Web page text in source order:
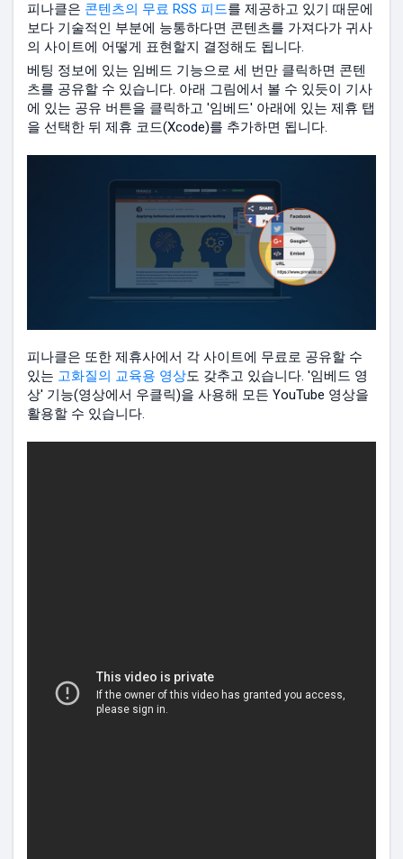
피나클은 콘텐츠의 무료 RSS 피드를 제공하고 있기 때문에
보다 기술적인 부분에 능통하다면 콘텐츠를 가져다가 귀사
의 사이트에 어떻게 표현할지 결정해도 됩니다.
베팅 정보에 있는 임베드 기능으로 세 번만 클릭하면 콘텐
츠를 공유할 수 있습니다. 아래 그림에서 볼 수 있듯이 기사
에 있는 공유 버튼을 클릭하고 '임베드' 아래에 있는 제휴 탭
을 선택한 뒤 제휴 코드(Xcode)를 추가하면 됩니다.
피나클은 또한 제휴사에서 각 사이트에 무료로 공유할 수
있는 고화질의 교육용 영상도 갖추고 있습니다. '임베드 영
상' 기능(영상에서 우클릭)을 사용해 모든 YouTube 영상을
활용할 수 있습니다.